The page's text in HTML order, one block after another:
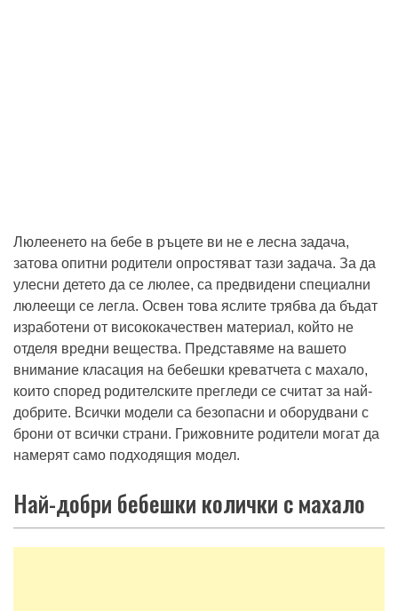
Люлеенето на бебе в ръцете ви не е лесна задача,
затова опитни родители опростяват тази задача. За да
улесни детето да се люлее, са предвидени специални
люлеещи се легла. Освен това яслите трябва да бъдат
изработени от висококачествен материал, който не
отделя вредни вещества. Представяме на вашето
внимание класация на бебешки креватчета с махало,
които според родителските прегледи се считат за най-
добрите. Всички модели са безопасни и оборудвани с
брони от всички страни. Грижовните родители могат да
намерят само подходящия модел.
Най-добри бебешки колички с махало